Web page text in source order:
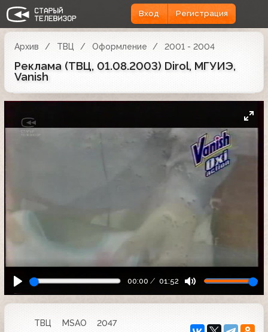
Вход Регистрация
Архив ТВЦ Оформление 2001 - 2004
Реклама (ТВЦ, 01.08.2003) Dirol, МГУИЭ,
Vanish
00:00 01:52
ТВЦ MSAO
2047